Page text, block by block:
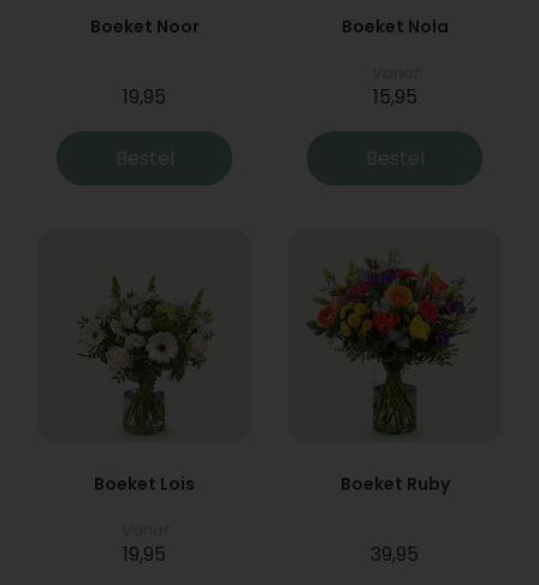
Boeket Noor
19,95
Bestel
Boeket Nola
15,95
Bestel
Boeket Lois
19,95
Boeket Ruby
39,95